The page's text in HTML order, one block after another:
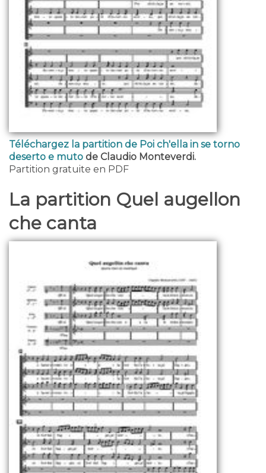
Téléchargez la partition de Poi ch'ella in se torno
deserto e muto de Claudio Monteverdi.
Partition gratuite en PDF
La partition Quel augellon
che canta